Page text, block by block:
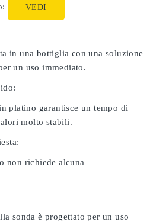
VEDI
in una bottiglia con una soluzione
un uso immediato.
platino garantisce un tempo di
molto stabili.
non richiede alcuna
sonda è progettato per un uso